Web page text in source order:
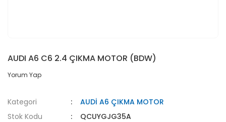
AUDI A6 C6 2.4 ÇIKMA MOTOR (BDW)
Yorum Yap
Kategori
AUDİ A6 ÇIKMA MOTOR
Stok Kodu
QCUYGJG35A